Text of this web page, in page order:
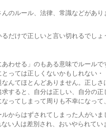
のルール、法律、常識などがあ
だけで正しいと言い切れるでしょ
あわせる」のもある意味でルール
っては正しくないかもしれない
んてほとんどありません。正し
すると、自分は正しい、自分の
ってしまって周りも不幸になっ
からはずされてしまった人がい
い人は差別され、おいやられて